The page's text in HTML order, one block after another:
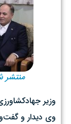
منتشر
وزیر
وی دیدار و